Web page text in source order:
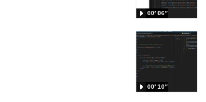
00′ 06″
00′ 10″